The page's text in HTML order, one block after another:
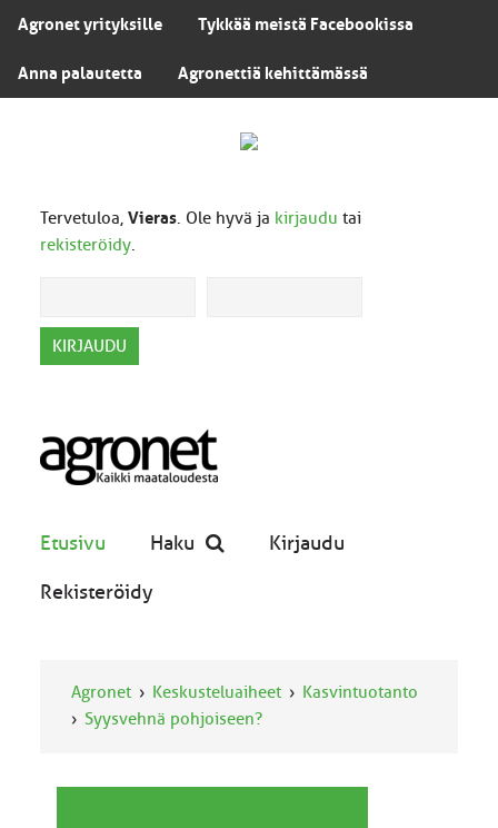
Agronet yrityksille Tykkää meistä Facebookissa
Anna palautetta Agronettiä kehittämässä
Tervetuloa, Vieras. Ole hyvä ja kirjaudu tai
rekisteröidy.
Etusivu Haku Kirjaudu
Rekisteröidy
Agronet Keskusteluaiheet
Kasvintuotanto
Syysvehnä pohjoiseen?